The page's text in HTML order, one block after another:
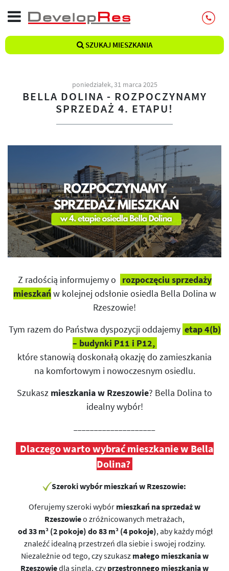
SZUKAJ MIESZKANIA
poniedziałek, 31 marca 2025
BELLA DOLINA - ROZPOCZYNAMY
SPRZEDAŻ 4. ETAPU!
Z radością informujemy o
rozpoczęciu sprzedaży
mieszkańw kolejnej odsłonie osiedla Bella Dolina w
Rzeszowie!
Tym razem do Państwa dyspozycji oddajemy etap 4(b)
– budynki P11 i P12,
które stanowią doskonałą okazję do zamieszkania
na komfortowym i nowoczesnym osiedlu.
Szukasz mieszkania w Rzeszowie? Bella Dolina to
idealny wybór!
Dlaczego warto wybrać mieszkanie w Bella
Dolina?
Szeroki wybór mieszkań w Rzeszowie:
Oferujemy szeroki wybór mieszkań na sprzedaż w
Rzeszowieo zróżnicowanych metrażach,
od 33 m² (2 pokoje) do 83 m² (4 pokoje), aby każdy mógł
znaleźć idealną przestrzeń dla siebie i swojej rodziny.
Niezależnie od tego, czy szukasz małego mieszkania w
Rzeszowiedla singla, czyprzestronnego mieszkania w